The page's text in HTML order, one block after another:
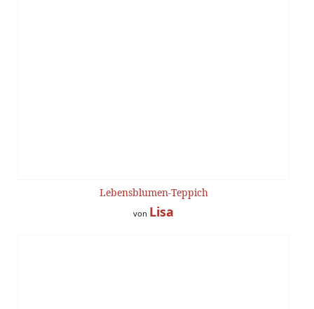
Lebensblumen-Teppich
von Lisa